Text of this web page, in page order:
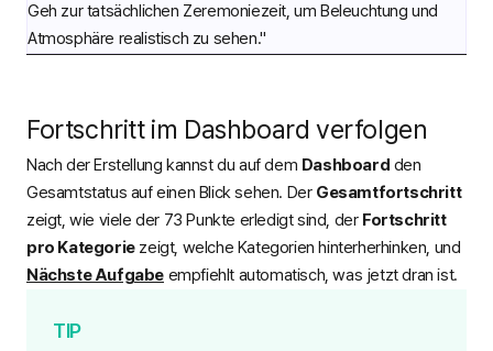
Geh zur tatsächlichen Zeremoniezeit, um Beleuchtung und
Atmosphäre realistisch zu sehen."
Fortschritt im Dashboard verfolgen
Nach der Erstellung kannst du auf dem Dashboard den
Gesamtstatus auf einen Blick sehen. Der Gesamtfortschritt
zeigt, wie viele der 73 Punkte erledigt sind, der Fortschritt
pro Kategoriezeigt, welche Kategorien hinterherhinken, und
Nächste Aufgabe empfiehlt automatisch, was jetzt dran ist.